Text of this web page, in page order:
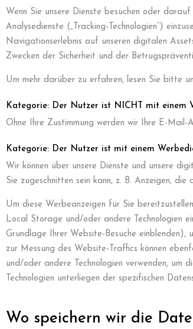
Wenn Sie unsere Dienste besuchen oder
Analysedienste („Tracking-Technologien“)
Navigationserlebnis auf unseren digitalen
Zwecken der Sicherheit und der
Um mehr darüber zu erfahren, lesen Sie bitte
Kategorie: Der Nutzer ist NICHT mit einem
Ohne Ihre Zustimmung werden wir Ihre E-Mail-
Kategorie: Der Nutzer ist mit einem
Wir können über unsere Dienste und unsere
Sie zugeschnitten sein kann, z. B. Anzeigen,
Um diese Werbeanzeigen für Sie
Local Storage und/oder andere Technologien
Grundlage Ihrer Website-Besuche
zur Messung des Website-Traffics können
und/oder andere Technologien verwenden, um
Technologien unterliegen der spezifischen
Wo speichern wir die